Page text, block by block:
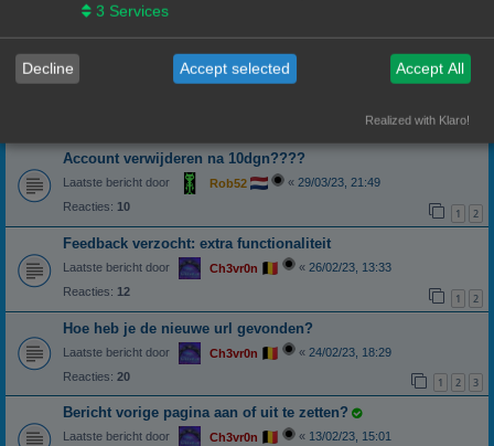
Richtlijnen voor professionele verkoop feedback
Banditoz
Reacties:
bijlage draaien
Account verwijderen na 10dgn????
Laatste bericht door Rob52 « 29/03/23, 21:49
Reacties: 10 1 2
Feedback verzocht: extra functionaliteit
Laatste bericht door Ch3vr0n « 26/02/23, 13:33
Reacties: 12 1 2
Hoe heb je de nieuwe url gevonden?
Laatste bericht door Ch3vr0n « 24/02/23, 18:29
Reacties: 20 1 2 3
Bericht vorige pagina aan of uit te zetten?
Laatste bericht door Ch3vr0n « 13/02/23, 15:01
3 Services
Decline Accept selected Accept All
Realized with Klaro!